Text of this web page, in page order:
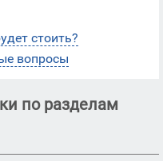
стоить?
вопросы
по разделам